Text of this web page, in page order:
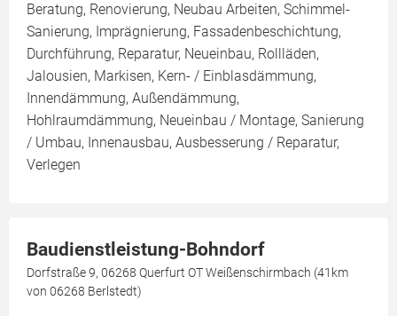
Beratung, Renovierung, Neubau Arbeiten, Schimmel-
Sanierung, Imprägnierung, Fassadenbeschichtung,
Durchführung, Reparatur, Neueinbau, Rollläden,
Jalousien, Markisen, Kern- / Einblasdämmung,
Innendämmung, Außendämmung,
Hohlraumdämmung, Neueinbau / Montage, Sanierung
/ Umbau, Innenausbau, Ausbesserung / Reparatur,
Verlegen
Baudienstleistung-Bohndorf
Dorfstraße 9, 06268 Querfurt OT Weißenschirmbach (41km
von 06268 Berlstedt)